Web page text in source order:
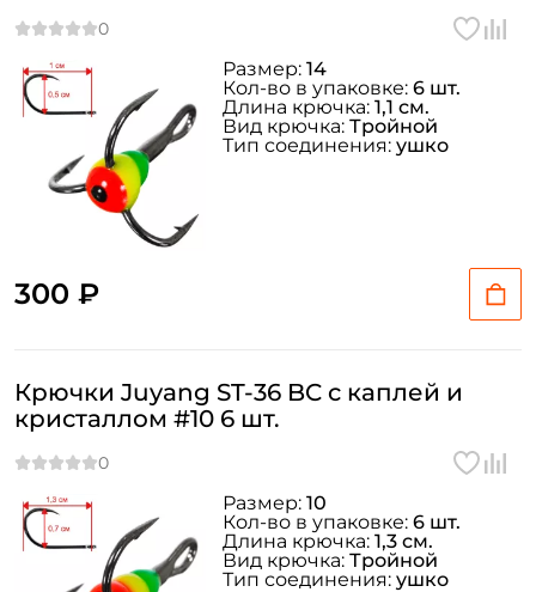
300 ₽
Размер: 14
Кол-во в упаковке: 6 шт.
Длина крючка: 1,1 см.
Вид крючка: Тройной
Тип соединения: ушко
Крючки Juyang ST-36 BC c каплей и
кристаллом #10 6 шт.
Размер: 10
Кол-во в упаковке: 6 шт.
Длина крючка: 1,3 см.
Вид крючка: Тройной
Тип соединения: ушко
Создать аккаунт